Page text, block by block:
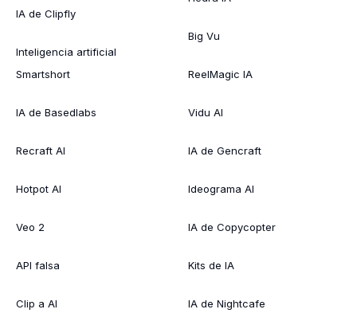
IA de Clipfly
Inteligencia artificial
Smartshort
IA de Basedlabs
Recraft AI
Hotpot AI
Veo 2
API falsa
Clip a AI
Big Vu
ReelMagic IA
Vidu AI
IA de Gencraft
Ideograma AI
IA de Copycopter
Kits de IA
IA de Nightcafe